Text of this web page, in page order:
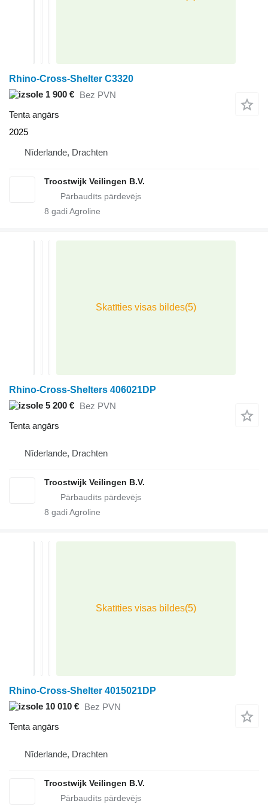
Rhino-Cross-Shelter C3320
1 900 € Bez PVN
Tenta angārs
2025
Nīderlande, Drachten
Troostwijk Veilingen B.V.
8 gadi Agroline
Rhino-Cross-Shelters 406021DP
5 200 € Bez PVN
Tenta angārs
Nīderlande, Drachten
Troostwijk Veilingen B.V.
8 gadi Agroline
Rhino-Cross-Shelter 4015021DP
10 010 € Bez PVN
Tenta angārs
Nīderlande, Drachten
Troostwijk Veilingen B.V.